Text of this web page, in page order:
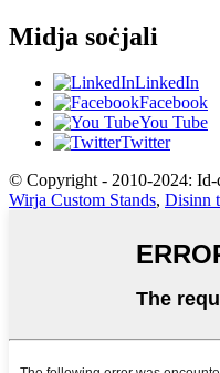
Midja soċjali
LinkedIn
Facebook
You Tube
Twitter
© Copyright - 2010-2024:
Wirja Custom Stands, Disinn